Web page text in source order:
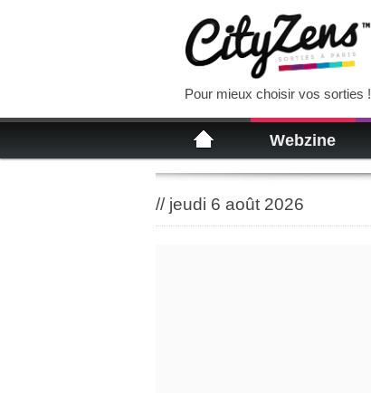
Pour mieux choisir vos sorties !
Webzine
// jeudi 6 août 2026